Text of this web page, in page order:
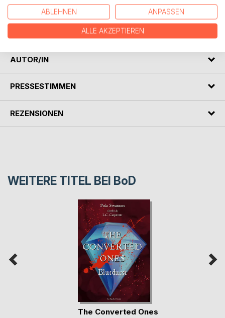
Denn bei aller Feierlaune übersieht man schnell, dass die
Roaring Twenties in einer knallharten Depression endeten
AUTOR/IN
PRESSESTIMMEN
REZENSIONEN
WEITERE TITEL BEI BoD
The Converted Ones
ABLEHNEN ANPASSEN
ALLE AKZEPTIEREN